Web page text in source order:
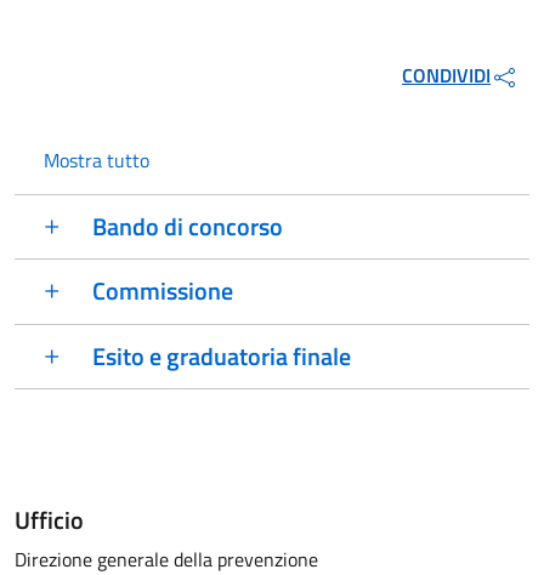
CONDIVIDI
Mostra tutto
Bando di concorso
Commissione
Esito e graduatoria finale
Ufficio
Direzione generale della prevenzione